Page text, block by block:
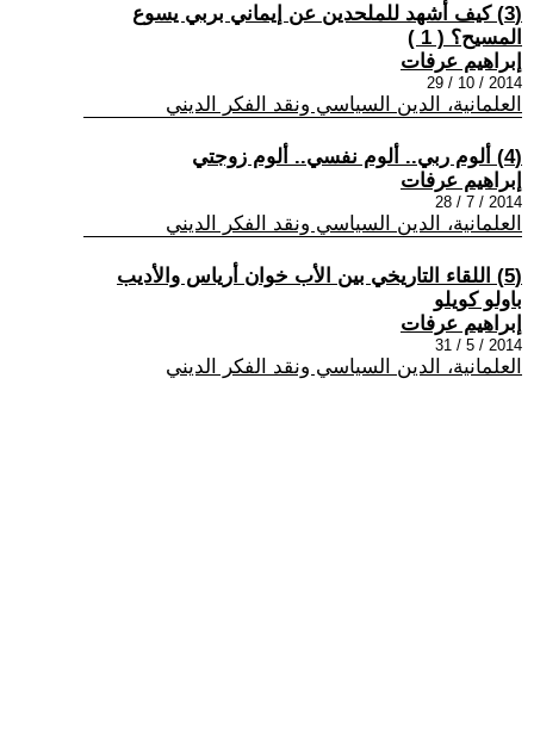
(3) كيف أشهد للملحدين عن إيماني بربي يسوع
المسيح؟ ( 1 )
إبراهيم عرفات
2014 / 10 / 29
العلمانية، الدين السياسي ونقد الفكر الديني
(4) ألوم ربي.. ألوم نفسي.. ألوم زوجتي
إبراهيم عرفات
2014 / 7 / 28
العلمانية، الدين السياسي ونقد الفكر الديني
(5) اللقاء التاريخي بين الأب خوان أرياس والأديب
باولو كويلو
إبراهيم عرفات
2014 / 5 / 31
العلمانية، الدين السياسي ونقد الفكر الديني